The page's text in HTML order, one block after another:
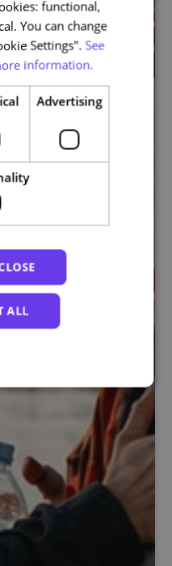
functional,
You can change
Settings". See
information.
Advertising
ALL